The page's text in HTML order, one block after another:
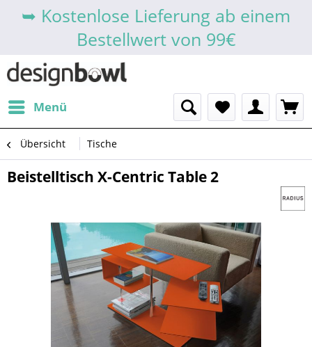
➥ Kostenlose Lieferung ab einem
Bestellwert von 99€
Menü
Übersicht Tische
Beistelltisch X-Centric Table 2